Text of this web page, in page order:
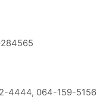
4444, 064-159-5156